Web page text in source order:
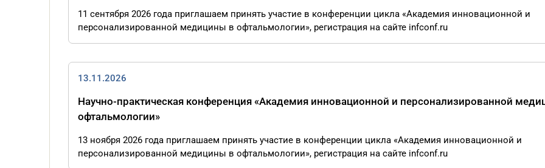
11 сентября 2026 года приглашаем принять участие в конференции цикла «Академия инновационной и
персонализированной медицины в офтальмологии», регистрация на сайте infconf.ru
13.11.2026
Научно-практическая конференция «Академия инновационной и персонализированной
офтальмологии»
13 ноября 2026 года приглашаем принять участие в конференции цикла «Академия инновационной и
персонализированной медицины в офтальмологии», регистрация на сайте infconf.ru